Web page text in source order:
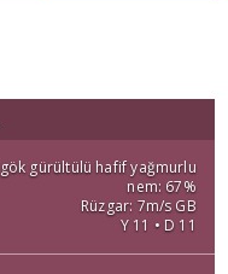
gök gürültülü hafif yağmurlu
nem: 67%
Rüzgar: 7m/s GB
Y 11 • D 11